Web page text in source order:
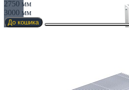
2750 мм
3000 мм
До кошика